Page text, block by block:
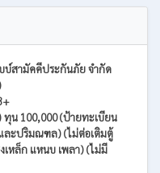
บ์สามัคคีประกันภัย จำกัด
ทุน 100,000 (ป้ายทะเบียน
ละปริมณฑล) (ไม่ต่อเติมตู้
เหล็ก แหนบ เพลา) (ไม่มี